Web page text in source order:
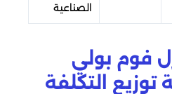
الصناعية
فوم بولي
توزيع التكلفة